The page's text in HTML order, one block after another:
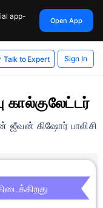
app-
Open App
Talk to Expert Sign In
கால்குலேட்டர்
ஜீவன் கிஷோர் பாலிசி